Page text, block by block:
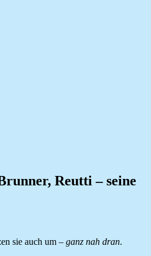
Reutti – seine
sie auch um – ganz nah dran.